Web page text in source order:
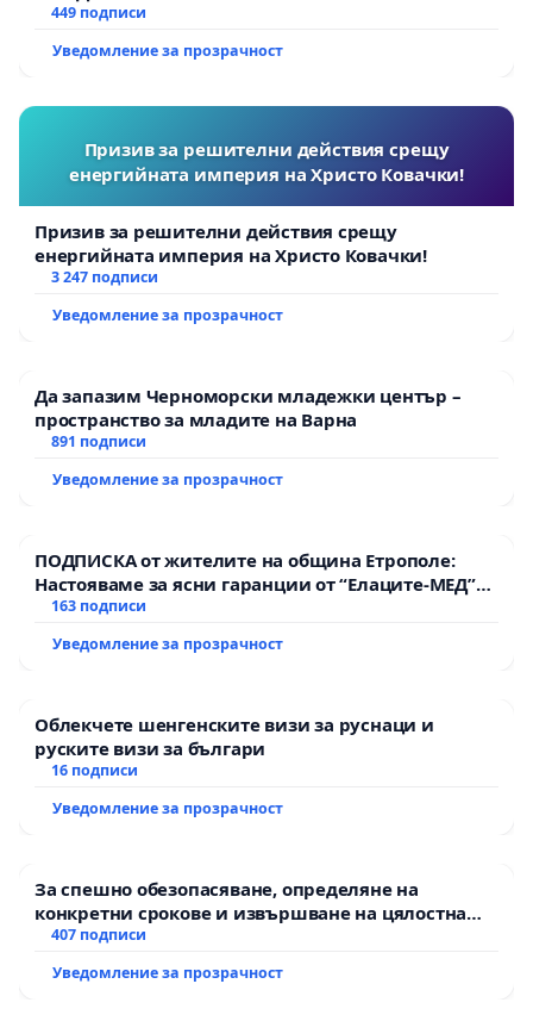
449 подписи
Уведомление за прозрачност
Призив за решителни действия срещу
енергийната империя на Христо Ковачки!
Призив за решителни действия срещу
енергийната империя на Христо Ковачки!
3 247 подписи
Уведомление за прозрачност
Да запазим Черноморски младежки център –
пространство за младите на Варна
891 подписи
Уведомление за прозрачност
ПОДПИСКА от жителите на община Етрополе:
Настояваме за ясни гаранции от “Елаците-МЕД”
АД и от държавата, че ще се изпълнят всички
163 подписи
Уведомление за прозрачност
Облекчете шенгенските визи за руснаци и
руските визи за българи
16 подписи
Уведомление за прозрачност
За спешно обезопасяване, определяне на
конкретни срокове и извършване на цялостна
рехабилитация на републиканския път между
Мирово - к.к. Момин проход
407 подписи
Уведомление за прозрачност